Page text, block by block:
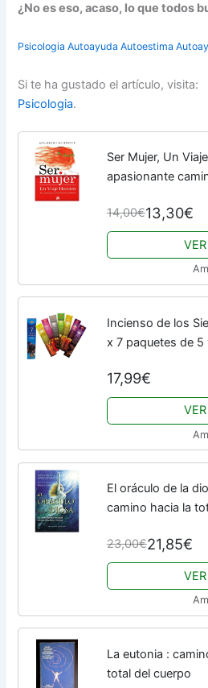
¿No es eso, acaso, lo que todos
Psicologia Autoayuda Autoestima
Si te ha gustado el artículo, visita:
Psicologia.
Ser Mujer, Un
apasionante
14,00€13,30€
Incienso de los
x 7 paquetes de 5
17,99€
El oráculo de la
camino hacia la
INTERIOR)
23,00€21,85€
La eutonia :
total del cuerpo